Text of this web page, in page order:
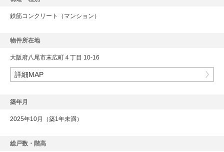
鉄筋コンクリート （マンション）
物件所在地
大阪府八尾市末広町４丁目 10-16
詳細MAP
築年月
2025年10月（築1年未満）
総戸数・階高